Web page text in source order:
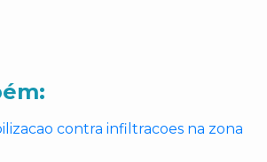
contra infiltracoes na zona